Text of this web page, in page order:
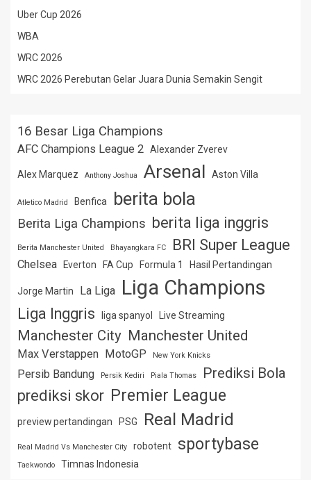
Uber Cup 2026
WBA
WRC 2026
WRC 2026 Perebutan Gelar Juara Dunia Semakin Sengit
16 Besar Liga Champions
AFC Champions League 2 Alexander Zverev
Alex Marquez Anthony Joshua Arsenal Aston Villa
Atletico Madrid Benfica berita bola
Berita Liga Champions berita liga inggris
Berita Manchester United Bhayangkara FC BRI Super League
Chelsea Everton FA Cup Formula 1 Hasil Pertandingan
Jorge Martin La Liga Liga Champions
Liga Inggris liga spanyol Live Streaming
Manchester City Manchester United
Max Verstappen MotoGP New York Knicks
Persib Bandung Persik Kediri Piala Thomas Prediksi Bola
prediksi skor Premier League
preview pertandingan PSG Real Madrid
Real Madrid Vs Manchester City robotent sportybase
Taekwondo Timnas Indonesia